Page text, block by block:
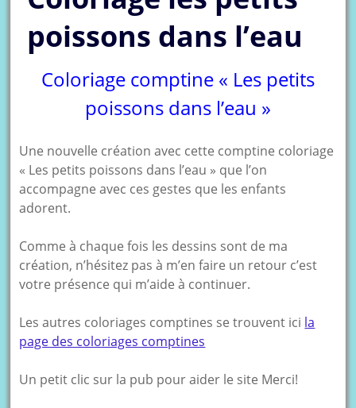
poissons dans l’eau
Coloriage comptine « Les petits
poissons dans l’eau »
Une nouvelle création avec cette comptine coloriage
« Les petits poissons dans l’eau » que l’on
accompagne avec ces gestes que les enfants
adorent.
Comme à chaque fois les dessins sont de ma
création, n’hésitez pas à m’en faire un retour c’est
votre présence qui m’aide à continuer.
Les autres coloriages comptines se trouvent ici la
page des coloriages comptines
Un petit clic sur la pub pour aider le site Merci!